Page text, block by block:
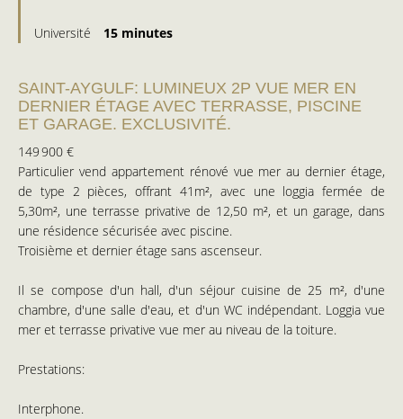
Université 15 minutes
SAINT-AYGULF: LUMINEUX 2P VUE MER EN
DERNIER ÉTAGE AVEC TERRASSE, PISCINE
ET GARAGE. EXCLUSIVITÉ.
149 900 €
Particulier vend appartement rénové vue mer au dernier étage,
de type 2 pièces, offrant 41m², avec une loggia fermée de
5,30m², une terrasse privative de 12,50 m², et un garage, dans
une résidence sécurisée avec piscine.
Troisième et dernier étage sans ascenseur.
Il se compose d'un hall, d'un séjour cuisine de 25 m², d'une
chambre, d'une salle d'eau, et d'un WC indépendant. Loggia vue
mer et terrasse privative vue mer au niveau de la toiture.
Prestations:
Interphone.